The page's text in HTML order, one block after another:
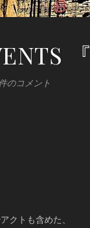
『
のコメント
クトも含めた、